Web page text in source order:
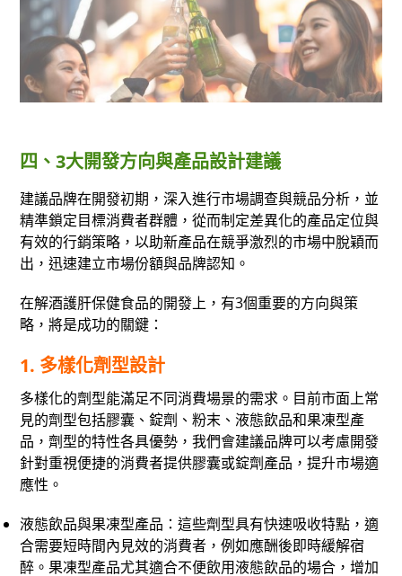
四、3大開發方向與產品設計建議
建議品牌在開發初期，深入進行市場調查與競品分析，並
精準鎖定目標消費者群體，從而制定差異化的產品定位與
有效的行銷策略，以助新產品在競爭激烈的市場中脫穎而
出，迅速建立市場份額與品牌認知。
在解酒護肝保健食品的開發上，有3個重要的方向與策
略，將是成功的關鍵：
1. 多樣化劑型設計
多樣化的劑型能滿足不同消費場景的需求。目前市面上常
見的劑型包括膠囊、錠劑、粉末、液態飲品和果凍型產
品，劑型的特性各具優勢，我們會建議品牌可以考慮開發
針對重視便捷的消費者提供膠囊或錠劑產品，提升市場適
應性。
液態飲品與果凍型產品：這些劑型具有快速吸收特點，適
合需要短時間內見效的消費者，例如應酬後即時緩解宿
醉。果凍型產品尤其適合不便飲用液態飲品的場合，增加